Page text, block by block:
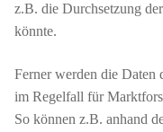
z.B. die Durchsetzung
könnte.
Ferner werden die Daten
im Regelfall für
So können z.B. anhand